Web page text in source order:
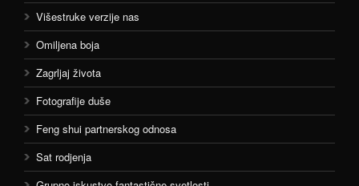
Višestruke verzije nas
Omiljena boja
Zagrljaj života
Fotografije duše
Feng shui partnerskog odnosa
Sat rodjenja